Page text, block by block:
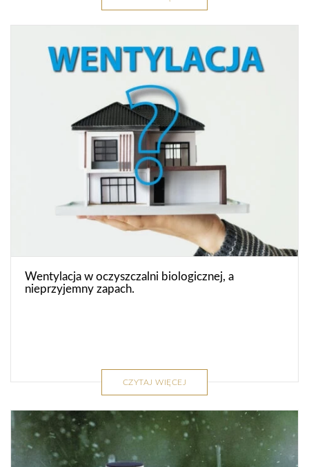
Wentylacja w oczyszczalni biologicznej, a
nieprzyjemny zapach.
CZYTAJ WIĘCEJ